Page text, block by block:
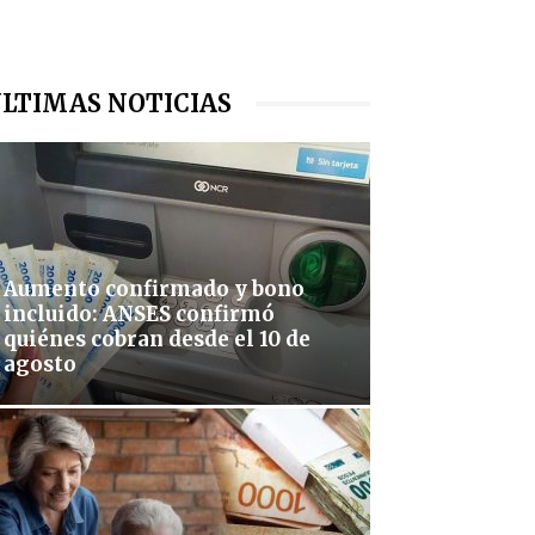
NOTICIAS
Aumento confirmado y bono
incluido: ANSES confirmó
quiénes cobran desde el 10 de
agosto